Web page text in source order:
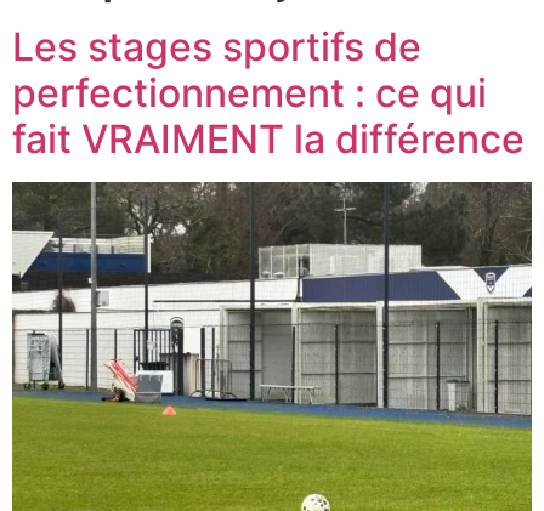
Les stages sportifs de
perfectionnement : ce qui
fait VRAIMENT la différence